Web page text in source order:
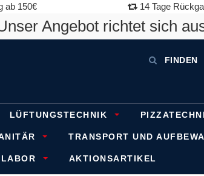
ab 150€ 14 Tage
Angebot richtet sich
FINDEN
LÜFTUNGSTECHNIK
TRANSPORT UND
LABOR AKTIONSARTIKEL